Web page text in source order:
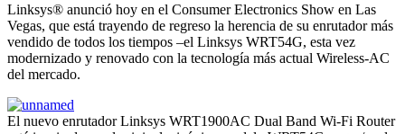
Linksys® anunció hoy en el Consumer Electronics Show en Las
Vegas, que está trayendo de regreso la herencia de su enrutador más
vendido de todos los tiempos –el Linksys WRT54G, esta vez
modernizado y renovado con la tecnología más actual Wireless-AC
del mercado.
El nuevo enrutador Linksys WRT1900AC Dual Band Wi-Fi Router